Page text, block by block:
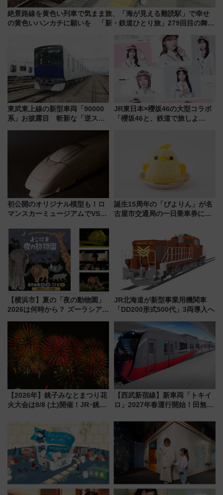
絶景路線を黄色い列車で気まま旅、「海が見える難読駅」で幸せ
の黄色いハンカチに願いを 「新・鉄道ひとり旅」279回目の舞台
東武東上線の新型車両「90000
系」お披露目 斬新な「逆スラ
JR東日本×櫻坂46の大型コラボ
「櫻坂46と、鉄道で旅しよ
初公開のオリジナル模型も！ロ
マンスカーミュージアムでVSE
15日スタート
誕生15周年の「ぴよりん」が名
古屋市交通局の一日乗車券に！
【横浜市】夏の「夜の動物園」
2026は何時から？ ズーラシア・
見どころ、限定イベントを徹底
解説！
JR北海道が新型事業用機関車
「DD200形式500代」3両導入へ
【2026年】銚子みなとまつり花
火大会は8/8 (土)開催！JR･銚子
報、利根川に咲く8,000発の大迫
力＆屋台を満喫
【西武新宿線】新車両「トキイ
ロ」2027年春運行開始！田無・
「第2弾」も